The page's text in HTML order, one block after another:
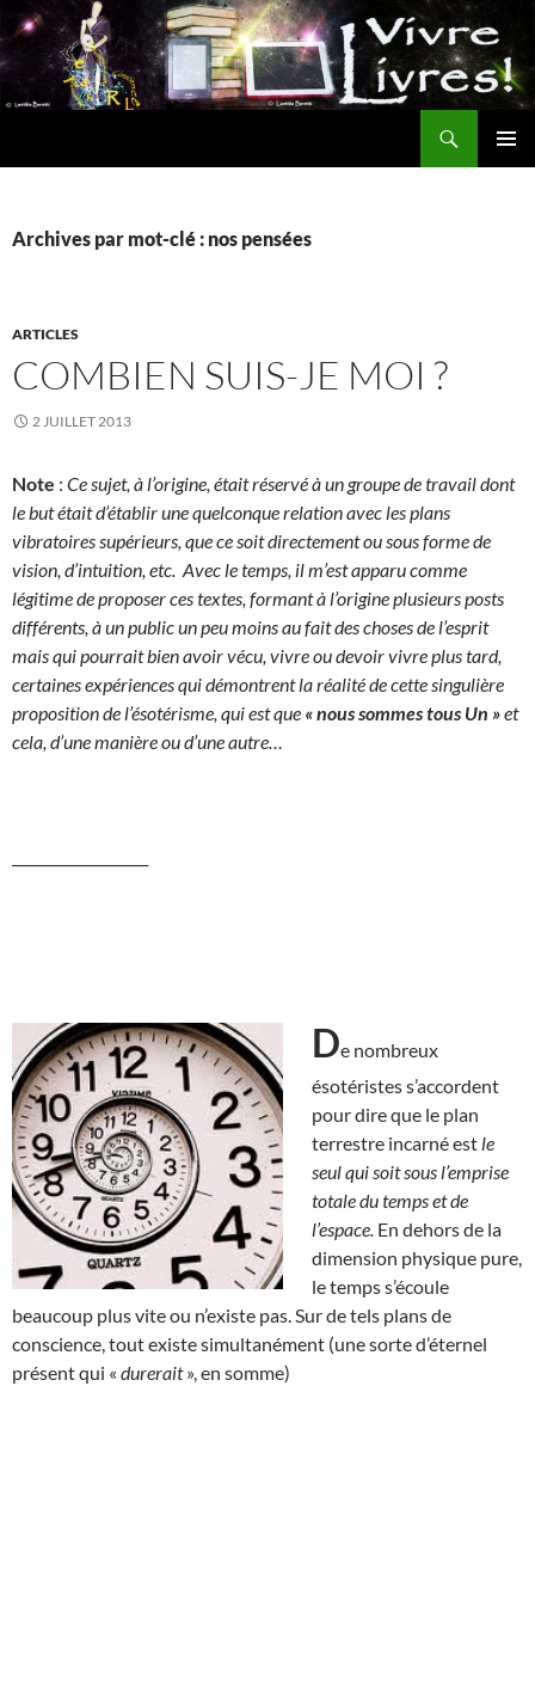
Aller
au
contenu
Archives par mot-clé : nos pensées
ARTICLES
COMBIEN SUIS-JE MOI ?
2 JUILLET 2013
Note : Ce sujet, à l’origine, était réservé à un groupe de travail dont
le but était d’établir une quelconque relation avec les plans
vibratoires supérieurs, que ce soit directement ou sous forme de
vision, d’intuition, etc. Avec le temps, il m’est apparu comme
légitime de proposer ces textes, formant à l’origine plusieurs posts
différents, à un public un peu moins au fait des choses de l’esprit
mais qui pourrait bien avoir vécu, vivre ou devoir vivre plus tard,
certaines expériences qui démontrent la réalité de cette singulière
proposition de l’ésotérisme, qui est que «nous sommes tous Un »et
cela, d’une manière ou d’une autre…
De nombreux
ésotéristes s’accordent
pour dire que le plan
terrestre incarné est le
seul qui soit sous l’emprise
totale du temps et de
l’espace. En dehors de la
dimension physique pure,
le temps s’écoule
beaucoup plus vite ou n’existe pas. Sur de tels plans de
conscience, tout existe simultanément (une sorte d’éternel
présent qui « durerait», en somme)